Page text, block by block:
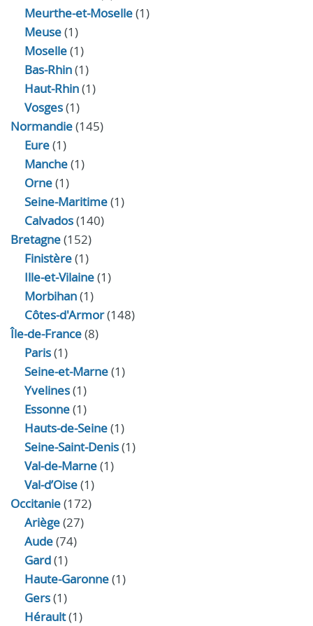
Meurthe-et-Moselle(1)
Meuse(1)
Moselle(1)
Bas-Rhin(1)
Haut-Rhin(1)
Vosges(1)
Normandie(145)
Eure(1)
Manche(1)
Orne(1)
Seine-Maritime(1)
Calvados(140)
Bretagne(152)
Finistère(1)
Ille-et-Vilaine(1)
Morbihan(1)
Côtes-d'Armor(148)
Île-de-France(8)
Paris(1)
Seine-et-Marne(1)
Yvelines(1)
Essonne(1)
Hauts-de-Seine(1)
Seine-Saint-Denis(1)
Val-de-Marne(1)
Val-d’Oise(1)
Occitanie(172)
Ariège(27)
Aude(74)
Gard(1)
Haute-Garonne(1)
Gers(1)
Hérault(1)